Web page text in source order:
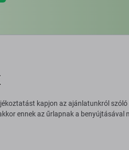
kapjon az ajánlatunkról szóló
ennek az űrlapnak a benyújtásával